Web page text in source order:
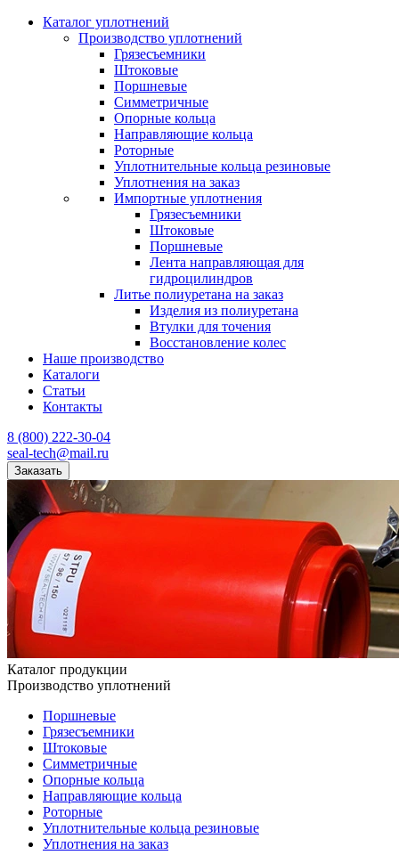
Каталог уплотнений
Производство уплотнений
Грязесъемники
Штоковые
Поршневые
Симметричные
Опорные кольца
Направляющие кольца
Роторные
Уплотнительные кольца резиновые
Уплотнения на заказ
Импортные уплотнения
Грязесъемники
Штоковые
Поршневые
Лента направляющая для
гидроцилиндров
Литье полиуретана на заказ
Изделия из полиуретана
Втулки для точения
Восстановление колес
Наше производство
Каталоги
Статьи
Контакты
8 (800) 222-30-04
seal-tech@mail.ru
Заказать
Каталог продукции
Производство уплотнений
Поршневые
Грязесъемники
Штоковые
Симметричные
Опорные кольца
Направляющие кольца
Роторные
Уплотнительные кольца резиновые
Уплотнения на заказ